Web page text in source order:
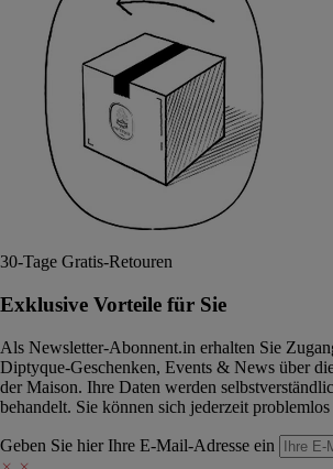
30-Tage Gratis-Retouren
Exklusive Vorteile für Sie
Als Newsletter-Abonnent.in erhalten Sie
Diptyque-Geschenken, Events & News über
der Maison. Ihre Daten werden
behandelt. Sie können sich jederzeit
Geben Sie hier Ihre E-Mail-Adresse ein